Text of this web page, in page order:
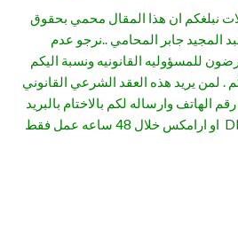
نبلغكم ان هذا المقال محمي بحقوق
المجيد جابر المحامي ..نرجو عدم
للمسؤوليه القانونيه ونسبة اليكم
. لمن يريد هذه العقد الشرعي القانوني
الهاتف وارساله لكم بالاختام بالبريد
الدولي السريع او خدمة DHL او ارامكس خلال 48 ساعه عمل فقط